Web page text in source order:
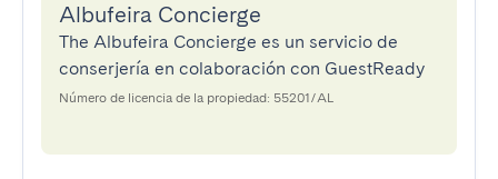
Albufeira Concierge
The Albufeira Concierge es un servicio de
conserjería en colaboración con GuestReady
Número de licencia de la propiedad: 55201/AL